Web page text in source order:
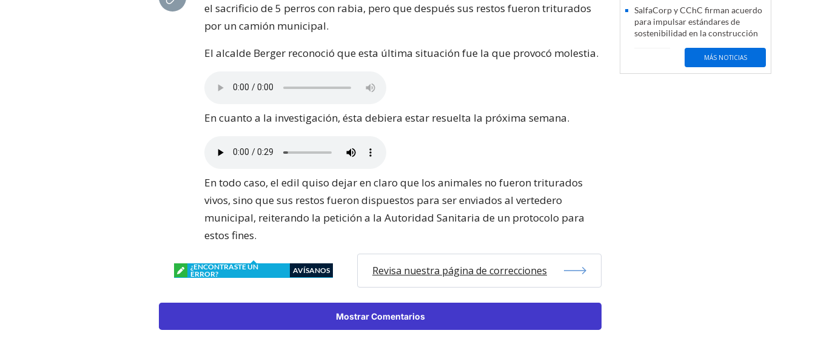
el sacrificio de 5 perros con rabia, pero que después sus restos fueron triturados
por un camión municipal.
El alcalde Berger reconoció que esta última situación fue la que provocó molestia.
En cuanto a la investigación, ésta debiera estar resuelta la próxima semana.
En todo caso, el edil quiso dejar en claro que los animales no fueron triturados
vivos, sino que sus restos fueron dispuestos para ser enviados al vertedero
municipal, reiterando la petición a la Autoridad Sanitaria de un protocolo para
estos fines.
¿ENCONTRASTE UN
ERROR?
AVÍSANOS Revisa nuestra página de correcciones
Mostrar Comentarios
SalfaCorp y CChC firman acuerdo
para impulsar estándares de
sostenibilidad en la construcción
MÁS NOTICIAS